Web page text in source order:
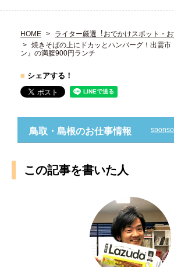
HOME
ライター厳選︕おでかけスポット・
焼きそばの上にドカッとハンバーグ！出雲市
ン』の満腹900円ランチ
■ シェアする！
鳥取・島根のお仕事情報
この記事を書いた人